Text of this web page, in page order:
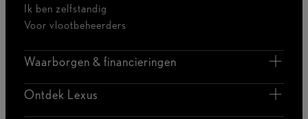
Ik ben zelfstandig
Voor vlootbeheerders
Waarborgen & financieringen
Ontdek Lexus